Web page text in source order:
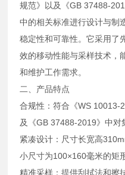
规范》以及《GB 37488-
中的相关标准进行设计与制
稳定性和可靠性。它采用了
效的移动性能与采样技术，
和维护工作需求。
二、产品特点
合规性：符合《WS 10013-
及《GB 37488-2019》中对
紧凑设计：尺寸长宽高
小尺寸为100×160毫米的矩
精准采样：提供刮拭法和擦